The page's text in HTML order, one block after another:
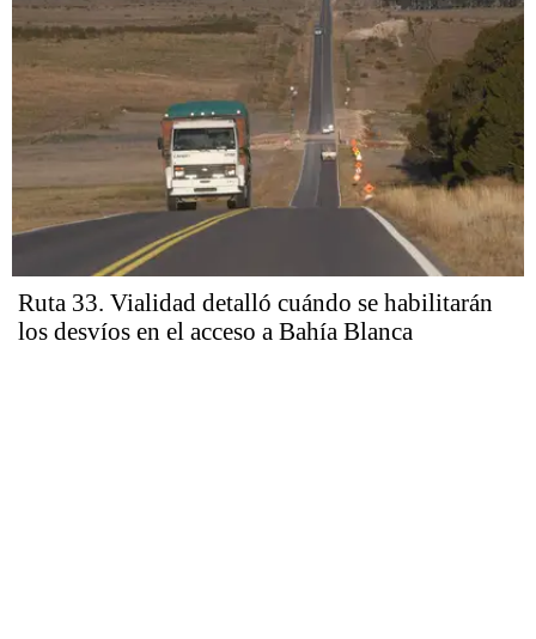
Ruta 33. Vialidad detalló cuándo se habilitarán
los desvíos en el acceso a Bahía Blanca